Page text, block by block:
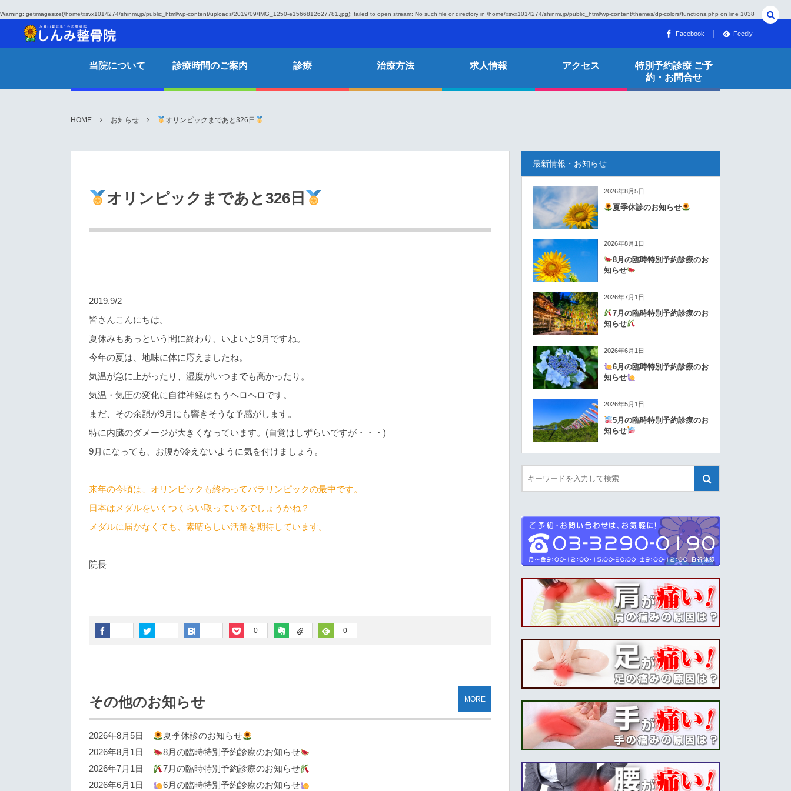
Warning: getimagesize(/home/xsvx1014274/shinmi.jp/public_html/wp-content/uploads/2019/09/IMG_1250-e1566812627781.jpg): failed to open stream: No such file or directory in /home/xsvx1014274/shinmi.jp/public_html/wp-content/themes/dp-colors/functions.php on line 1038
Facebook Feedly
当院について 診療時間のご案内 診療 治療方法 求人情報 アクセス
特別予約診療 ご予
約・お問合せ
HOME お知らせ オリンピックまであと326日
オリンピックまであと326日
2019.9/2
皆さんこんにちは。
夏休みもあっという間に終わり、いよいよ9月ですね。
今年の夏は、地味に体に応えましたね。
気温が急に上がったり、湿度がいつまでも高かったり。
気温・気圧の変化に自律神経はもうヘロヘロです。
まだ、その余韻が9月にも響きそうな予感がします。
特に内臓のダメージが大きくなっています。(自覚はしずらいですが・・・)
9月になっても、お腹が冷えないように気を付けましょう。
来年の今頃は、オリンピックも終わってパラリンピックの最中です。
日本はメダルをいくつくらい取っているでしょうかね？
メダルに届かなくても、素晴らしい活躍を期待しています。
院長
0 0
その他のお知らせ
2026年8月5日
夏季休診のお知らせ
2026年8月1日
8月の臨時特別予約診療のお知らせ
2026年7月1日
7月の臨時特別予約診療のお知らせ
2026年6月1日
6月の臨時特別予約診療のお知らせ
MORE
最新情報・お知らせ
2026年8月5日
夏季休診のお知らせ
2026年8月1日
8月の臨時特別予約診療のお
知らせ
2026年7月1日
7月の臨時特別予約診療のお
知らせ
2026年6月1日
6月の臨時特別予約診療のお
知らせ
2026年5月1日
5月の臨時特別予約診療のお
知らせ